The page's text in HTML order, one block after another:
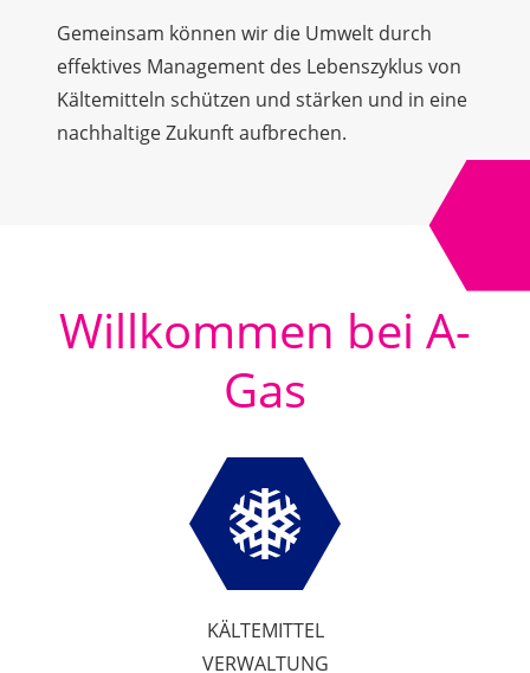
Gemeinsam können wir die Umwelt durch
effektives Management des Lebenszyklus von
Kältemitteln schützen und stärken und in eine
nachhaltige Zukunft aufbrechen.
Willkommen bei A-
Gas
KÄLTEMITTEL
VERWALTUNG